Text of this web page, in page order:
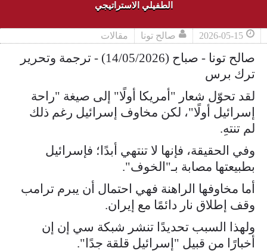
الطفيلي الاستراتيجي
2026-05-15 صالح تونا مقالات
صالح تونا - صباح (14/05/2026) - ترجمة وتحرير
ترك برس
لقد تحوّل شعار "أمريكا أولًا" إلى صيغة "راحة
إسرائيل أولًا"، لكن مخاوف إسرائيل رغم ذلك
لم تنتهِ.
وفي الحقيقة، فإنها لا تنتهي أبدًا؛ فإسرائيل
بطبيعتها مصابة بـ"الخوف".
أما مخاوفها الراهنة فهي احتمال أن يبرم ترامب
وقف إطلاق نار دائمًا مع إيران.
ولهذا السبب تحديدًا تنشر شبكة سي إن إن
أخبارًا من قبيل "إسرائيل قلقة جدًا".